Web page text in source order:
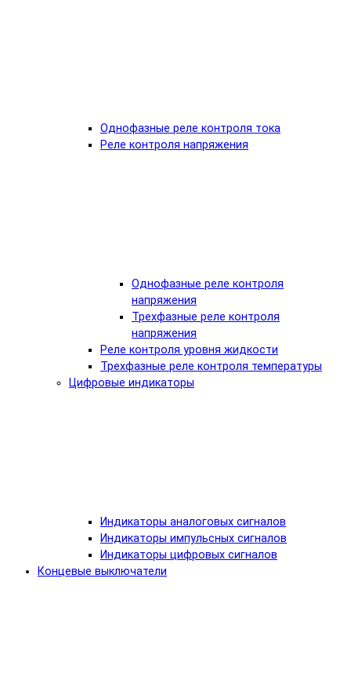
Однофазные реле контроля тока
Реле контроля напряжения
Однофазные реле контроля
напряжения
Трехфазные реле контроля
напряжения
Реле контроля уровня жидкости
Трехфазные реле контроля температуры
Цифровые индикаторы
Индикаторы аналоговых сигналов
Индикаторы импульсных сигналов
Индикаторы цифровых сигналов
Концевые выключатели